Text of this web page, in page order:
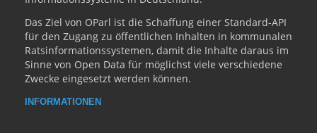
Das Ziel von OParl ist die Schaffung einer Standard-API
für den Zugang zu öffentlichen Inhalten in kommunalen
Ratsinformationssystemen, damit die Inhalte daraus im
Sinne von Open Data für möglichst viele verschiedene
Zwecke eingesetzt werden können.
INFORMATIONEN